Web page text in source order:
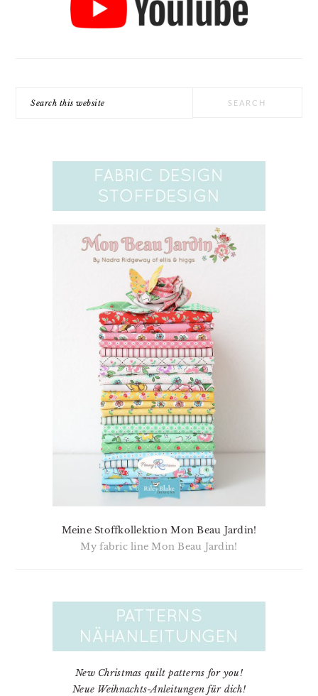
Meine Stoffkollektion Mon Beau Jardin!
My fabric line Mon Beau Jardin!
New Christmas quilt patterns for you!
Neue Weihnachts-Anleitungen für dich!